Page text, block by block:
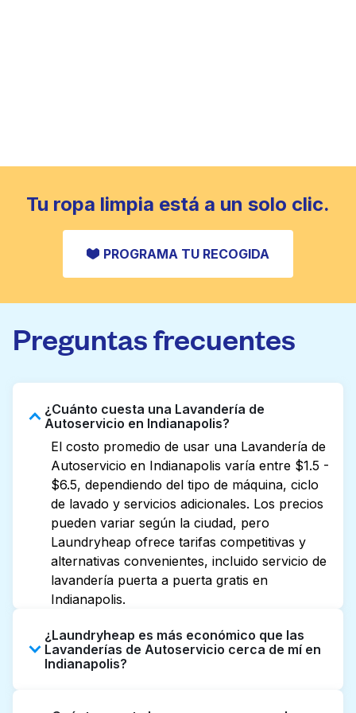
Tu ropa limpia está a un solo clic.
PROGRAMA TU RECOGIDA
Preguntas frecuentes
¿Cuánto cuesta una Lavandería de
Autoservicio en Indianapolis?
El costo promedio de usar una Lavandería de
Autoservicio en Indianapolis varía entre $1.5 -
$6.5, dependiendo del tipo de máquina, ciclo
de lavado y servicios adicionales. Los precios
pueden variar según la ciudad, pero
Laundryheap ofrece tarifas competitivas y
alternativas convenientes, incluido servicio de
lavandería puerta a puerta gratis en
Indianapolis.
¿Laundryheap es más económico que las
Lavanderías de Autoservicio cerca de mí en
Indianapolis?